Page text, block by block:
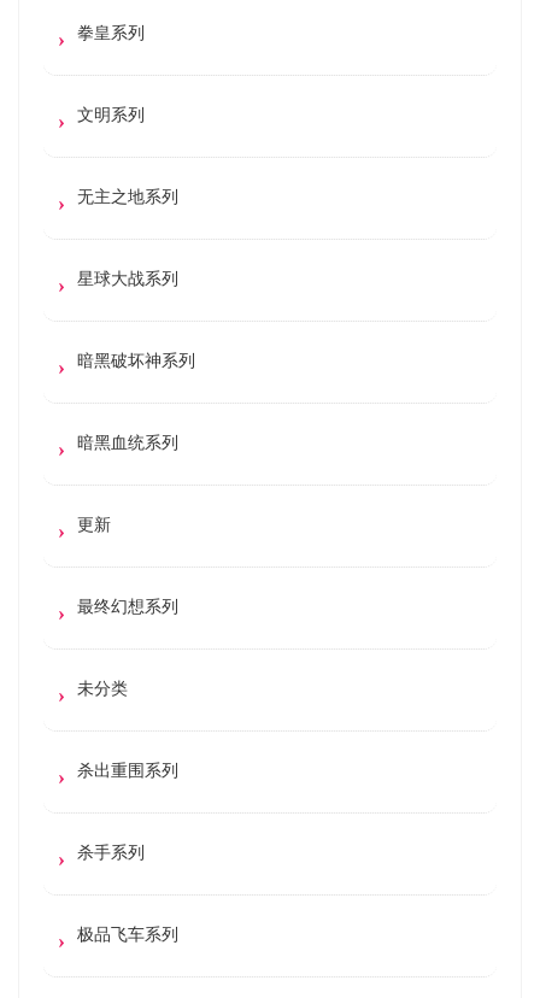
拳皇系列
文明系列
无主之地系列
星球大战系列
暗黑破坏神系列
暗黑血统系列
更新
最终幻想系列
未分类
杀出重围系列
杀手系列
极品飞车系列